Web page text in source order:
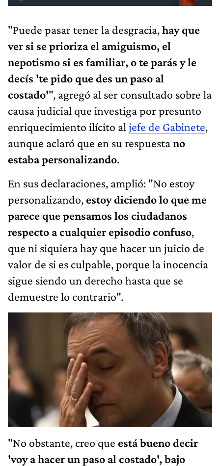
"Puede pasar tener la desgracia,hay que
ver si se prioriza el amiguismo, el
nepotismo si es familiar, o te parás y le
decís 'te pido que des un paso al
costado'", agregó al ser consultado sobre la
causa judicial que investiga por presunto
enriquecimiento ilícito al jefe de Gabinete,
aunque aclaró que en su respuestano
estaba personalizando.
En sus declaraciones, amplió: "No estoy
personalizando, estoy diciendo lo que me
parece que pensamos los ciudadanos
respecto a cualquier episodio confuso,
que ni siquiera hay que hacer un juicio de
valor de si es culpable, porque la inocencia
sigue siendo un derecho hasta que se
demuestre lo contrario".
"No obstante, creo que está bueno decir
'voy a hacer un paso al costado', bajo